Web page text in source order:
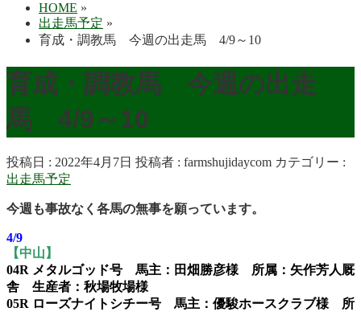
HOME »
出走馬予定 »
育成・調教馬 今週の出走馬 4/9～10
育成・調教馬 今週の出走
馬 4/9～10
投稿日 : 2022年4月7日 投稿者 : farmshujidaycom カテゴリー :
出走馬予定
今週も事故なく各馬の無事を願っています。
4/9
【中山】
04R メタルゴッド号 馬主：田畑勝彦様 所属：矢作芳人厩
舎 生産者：秋場牧場様
05R ローズナイトシチー号 馬主：優駿ホースクラブ様 所